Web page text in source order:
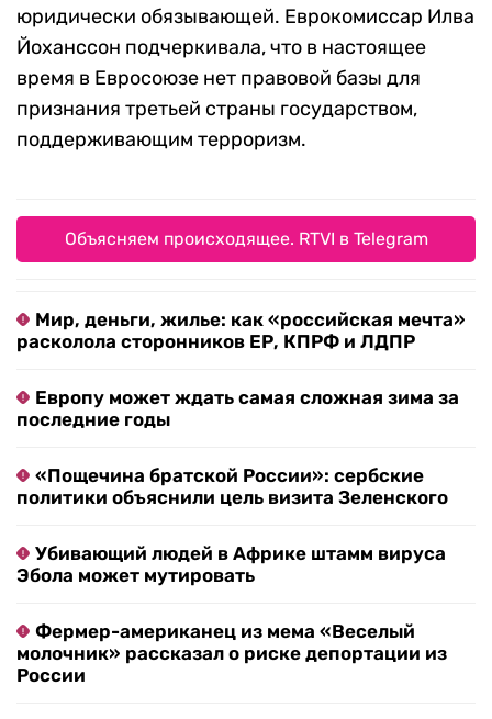
юридически обязывающей. Еврокомиссар Илва
Йоханссон подчеркивала, что в настоящее
время в Евросоюзе нет правовой базы для
признания третьей страны государством,
поддерживающим терроризм.
Объясняем происходящее. RTVI в Telegram
Мир, деньги, жилье: как «российская мечта»
расколола сторонников ЕР, КПРФ и ЛДПР
Европу может ждать самая сложная зима за
последние годы
«Пощечина братской России»: сербские
политики объяснили цель визита Зеленского
Убивающий людей в Африке штамм вируса
Эбола может мутировать
Фермер-американец из мема «Веселый
молочник» рассказал о риске депортации из
России